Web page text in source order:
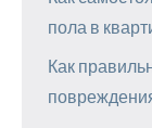
пола в
Как